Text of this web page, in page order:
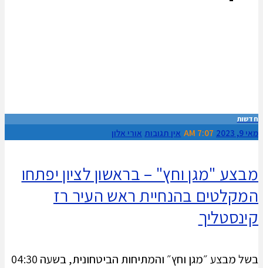
חדשות
מאי 9, 2023 7:07 AM אין תגובות אורי אלון
מבצע "מגן וחץ" – בראשון לציון יפתחו
המקלטים בהנחיית ראש העיר רז
קינסטליך
בשל מבצע ״מגן וחץ״ והמתיחות הביטחונית, בשעה 04:30